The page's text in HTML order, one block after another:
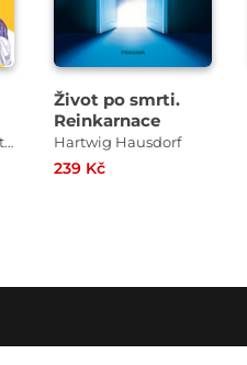
Lucie Jarkovská , Kateřina Lišková
Život po smrti.
Reinkarnace
Hartwig Hausdorf
239 Kč